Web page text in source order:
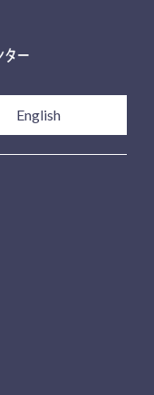
English